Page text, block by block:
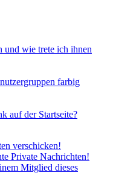
und wie trete ich ihnen
farbig
auf der Startseite?
verschicken!
Private Nachrichten!
Mitglied dieses